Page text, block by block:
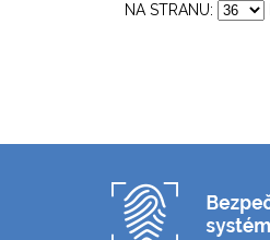
NA STRANU: